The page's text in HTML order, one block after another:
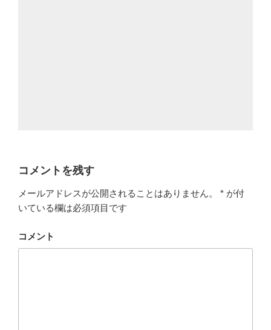
コメントを残す
メールアドレスが公開されることはありません。 * が付
いている欄は必須項目です
コメント